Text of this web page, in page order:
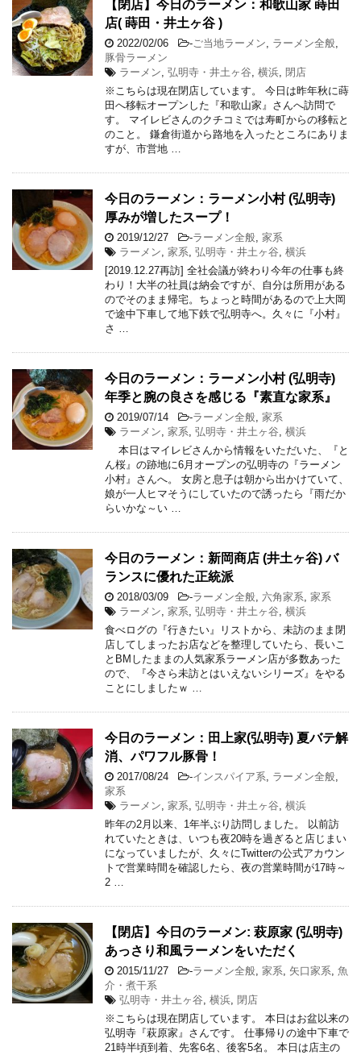
【閉店】今日のラーメン：和歌山家 蒔田
店( 蒔田・井土ヶ谷 )
2022/02/06 -ご当地ラーメン, ラーメン全般,
豚骨ラーメン
ラーメン, 弘明寺・井土ヶ谷, 横浜, 閉店
※こちらは現在閉店しています。 今日は昨年秋に蒔
田へ移転オープンした『和歌山家』さんへ訪問で
す。 マイレビさんのクチコミでは寿町からの移転と
のこと。 鎌倉街道から路地を入ったところにありま
すが、市営地 …
今日のラーメン：ラーメン小村 (弘明寺)
厚みが増したスープ！
2019/12/27 -ラーメン全般, 家系
ラーメン, 家系, 弘明寺・井土ヶ谷, 横浜
[2019.12.27再訪] 全社会議が終わり今年の仕事も終
わり！大半の社員は納会ですが、自分は所用がある
のでそのまま帰宅。ちょっと時間があるので上大岡
で途中下車して地下鉄で弘明寺へ。久々に『小村』
さ …
今日のラーメン：ラーメン小村 (弘明寺)
年季と腕の良さを感じる『素直な家系』
2019/07/14 -ラーメン全般, 家系
ラーメン, 家系, 弘明寺・井土ヶ谷, 横浜
本日はマイレビさんから情報をいただいた、『と
ん桜』の跡地に6月オープンの弘明寺の『ラーメン
小村』さんへ。 女房と息子は朝から出かけていて、
娘が一人ヒマそうにしていたので誘ったら『雨だか
らいかな～い …
今日のラーメン：新岡商店 (井土ヶ谷) バ
ランスに優れた正統派
2018/03/09 -ラーメン全般, 六角家系, 家系
ラーメン, 家系, 弘明寺・井土ヶ谷, 横浜
食べログの『行きたい』リストから、未訪のまま閉
店してしまったお店などを整理していたら、長いこ
とBMしたままの人気家系ラーメン店が多数あった
ので、『今さら未訪とはいえないシリーズ』をやる
ことにしましたｗ …
今日のラーメン：田上家(弘明寺) 夏バテ解
消、パワフル豚骨！
2017/08/24 -インスパイア系, ラーメン全般,
家系
ラーメン, 家系, 弘明寺・井土ヶ谷, 横浜
昨年の2月以来、1年半ぶり訪問しました。 以前訪
れていたときは、いつも夜20時を過ぎると店じまい
になっていましたが、久々にTwitterの公式アカウン
トで営業時間を確認したら、夜の営業時間が17時～
2 …
【閉店】今日のラーメン: 萩原家 (弘明寺)
あっさり和風ラーメンをいただく
2015/11/27 -ラーメン全般, 家系, 矢口家系, 魚
介・煮干系
弘明寺・井土ヶ谷, 横浜, 閉店
※こちらは現在閉店しています。 本日はお盆以来の
弘明寺『萩原家』さんです。 仕事帰りの途中下車で
21時半頃到着、先客6名、後客5名。 本日は店主の